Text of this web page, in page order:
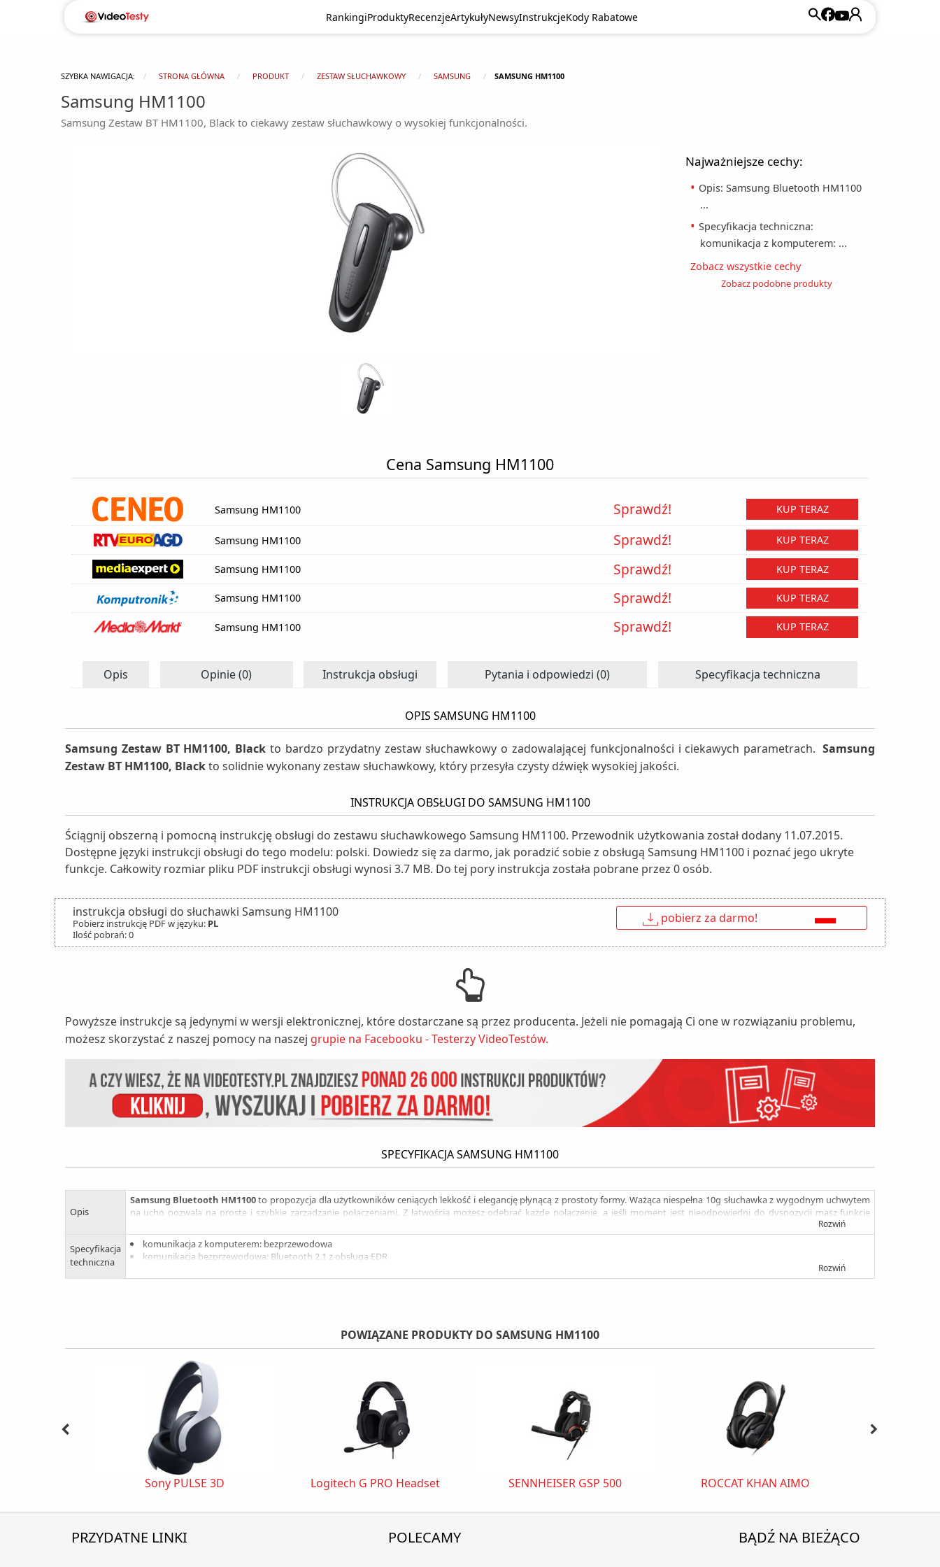
RankingiProduktyRecenzjeArtykułyNewsyInstrukcjeKody Rabatowe
SZYBKA NAWIGACJA: STRONA GŁÓWNA PRODUKT ZESTAW SŁUCHAWKOWY SAMSUNG SAMSUNG HM1100
Samsung HM1100
Samsung Zestaw BT HM1100, Black to ciekawy zestaw słuchawkowy o wysokiej funkcjonalności.
Najważniejsze cechy:
Opis: Samsung Bluetooth HM1100
...
Specyfikacja techniczna:
komunikacja z komputerem: ...
Zobacz wszystkie cechy
Zobacz podobne produkty
Cena Samsung HM1100
Samsung HM1100 Sprawdź! KUP TERAZ
Samsung HM1100 Sprawdź! KUP TERAZ
Samsung HM1100 Sprawdź! KUP TERAZ
Samsung HM1100 Sprawdź! KUP TERAZ
Samsung HM1100 Sprawdź! KUP TERAZ
Opis Opinie (0) Instrukcja obsługi Pytania i odpowiedzi (0) Specyfikacja techniczna
OPIS SAMSUNG HM1100
Samsung Zestaw BT HM1100, Black to bardzo przydatny zestaw słuchawkowy o zadowalającej funkcjonalności i ciekawych parametrach. Samsung
Zestaw BT HM1100, Blackto solidnie wykonany zestaw słuchawkowy, który przesyła czysty dźwięk wysokiej jakości.
INSTRUKCJA OBSŁUGI DO SAMSUNG HM1100
Ściągnij obszerną i pomocną instrukcję obsługi do zestawu słuchawkowego Samsung HM1100. Przewodnik użytkowania został dodany 11.07.2015.
Dostępne języki instrukcji obsługi do tego modelu: polski. Dowiedz się za darmo, jak poradzić sobie z obsługą Samsung HM1100 i poznać jego ukryte
funkcje. Całkowity rozmiar pliku PDF instrukcji obsługi wynosi 3.7 MB. Do tej pory instrukcja została pobrane przez 0 osób.
instrukcja obsługi do słuchawki Samsung HM1100
Pobierz instrukcję PDF w języku: PL
Ilość pobrań: 0
↓ pobierz za darmo!
Powyższe instrukcje są jedynymi w wersji elektronicznej, które dostarczane są przez producenta. Jeżeli nie pomagają Ci one w rozwiązaniu problemu,
możesz skorzystać z naszej pomocy na naszej grupie na Facebooku - Testerzy VideoTestów.
SPECYFIKACJA SAMSUNG HM1100
Opis
Samsung Bluetooth HM1100to propozycja dla użytkowników ceniących lekkość i elegancję płynącą z prostoty formy. Ważąca niespełna 10g słuchawka z wygodnym uchwytem
na ucho pozwala na proste i szybkie zarządzanie połączeniami. Z łatwością możesz odebrać każde połączenie, a jeśli moment jest nieodpowiedni do dyspozycji masz funkcję
wyciszenia bądź odrzucenia rozmowy. Dzięki funkcji multi point słuchawkę można połączyć z dwoma telefonami jednocześnie. HM1100 sprawdzi się nawet podczas długiej
podróży, urządzenie pozwala na ponad 14 godzin rozmów oraz zapewnia 330 godzin pracy w trybie
ergonomiczny kształt
wygodny zaczep na ucho (czarny lub przezroczysty)
dioda sygnalizująca wł./wył.
Rozwiń
Specyfikacja
techniczna
komunikacja z komputerem: bezprzewodowa
komunikacja bezprzewodowa: Bluetooth 2.1 z obsługą EDR
regulacja głośności: tak
Rozwiń
POWIĄZANE PRODUKTY DO SAMSUNG HM1100
Sony PULSE 3D Logitech G PRO Headset SENNHEISER GSP 500 ROCCAT KHAN AIMO
PRZYDATNE LINKI POLECAMY BĄDŹ NA BIEŻĄCO